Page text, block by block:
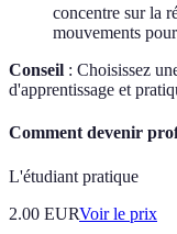
concentre sur la
mouvements
Conseil : Choisissez
d'apprentissage et
Comment devenir
L'étudiant pratique
2.00 EURVoir le prix